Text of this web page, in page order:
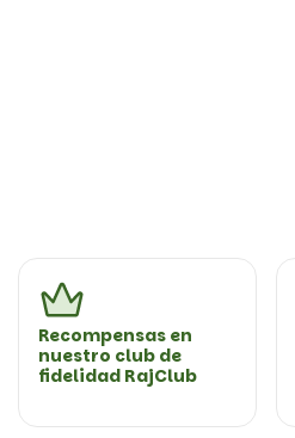
Recompensas en
nuestro club de
fidelidad RajClub